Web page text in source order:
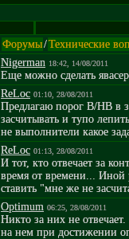
Форумы/Технические
Nigerman 18:42, 14/08/2011
Еще можно сделать
ReLoc 01:10, 28/08/2011
Предлагаю порог В/НВ в
засчитывать и тупо
не выполнители какое
ReLoc 01:13, 28/08/2011
И тот, кто отвечает за
время от времени... Иной
ставить "мне же не
Optimum 06:25, 28/08/2011
Никто за них не отвечает.
на нем при достижении